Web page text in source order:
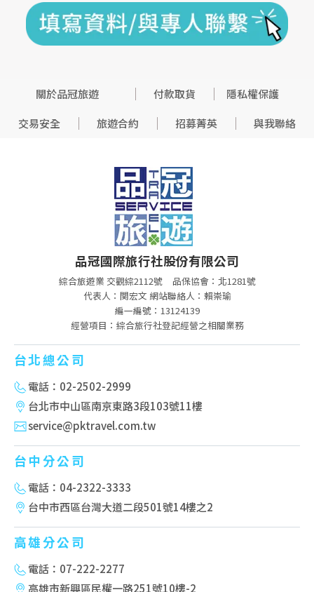
關於品冠旅遊 付款取貨
隱私權保護
交易安全
旅遊合約 招募菁英 與我聯絡
品冠國際旅行社股份有限公司
綜合旅遊業 交觀綜2112號
品保協會：北1281號
代表人：関宏文 網站聯絡人：賴崇瑜
編一編號：13124139
經營項目：綜合旅行社登記經營之相關業務
台北總公司
電話：02-2502-2999
台北市中山區南京東路3段103號11樓
service@pktravel.com.tw
台中分公司
電話：04-2322-3333
台中市西區台灣大道二段501號14樓之2
高雄分公司
電話：07-222-2277
高雄市新興區民權一路251號10樓-2